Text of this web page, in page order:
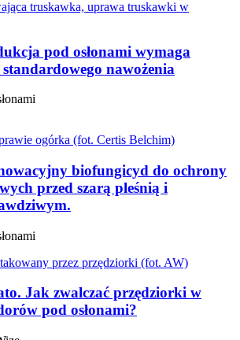
pod osłonami wymaga
standardowego nawożenia
biofungicyd do ochrony
przed szarą pleśnią i
Jak zwalczać przędziorki w
pod osłonami?